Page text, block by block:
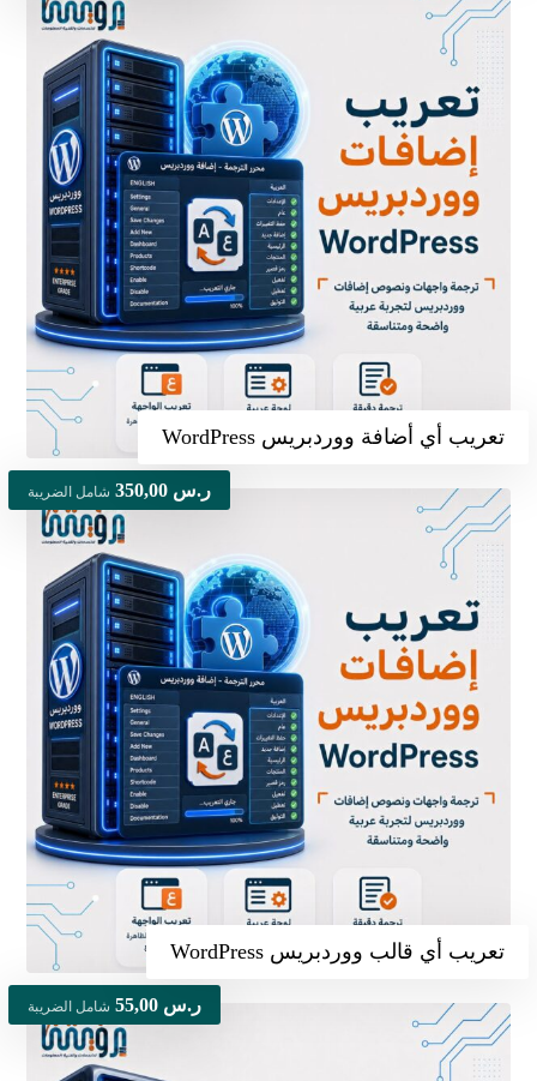
تعريب أي أضافة ووردبريس WordPress
تعريب أي قالب ووردبريس WordPress
ر.س شامل الضريبة
ر.س شامل الضريبة